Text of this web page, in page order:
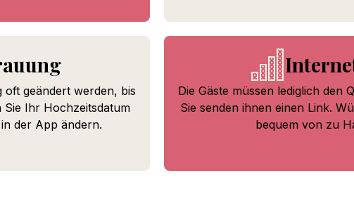
oft geändert werden, bis
Ihr Hochzeitsdatum
der App ändern.
Die Gäste müssen lediglich den
Sie senden ihnen einen Link.
bequem von zu